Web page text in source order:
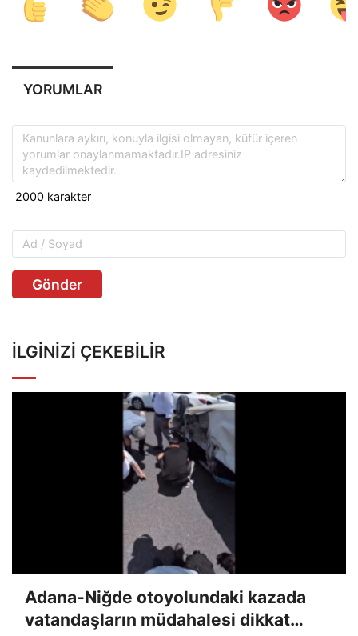
YORUMLAR
Gönder
İLGINIZI ÇEKEBILIR
Adana-Niğde otoyolundaki kazada
vatandaşların müdahalesi dikkat